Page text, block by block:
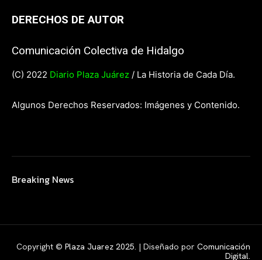
DERECHOS DE AUTOR
Comunicación Colectiva de Hidalgo
(C) 2022 Diario Plaza Juárez / La Historia de Cada Día.
Algunos Derechos Reservados: Imágenes y Contenido.
Breaking News
Copyright © Plaza Juarez 2025 . | Diseñado por Comunicación
Digital.